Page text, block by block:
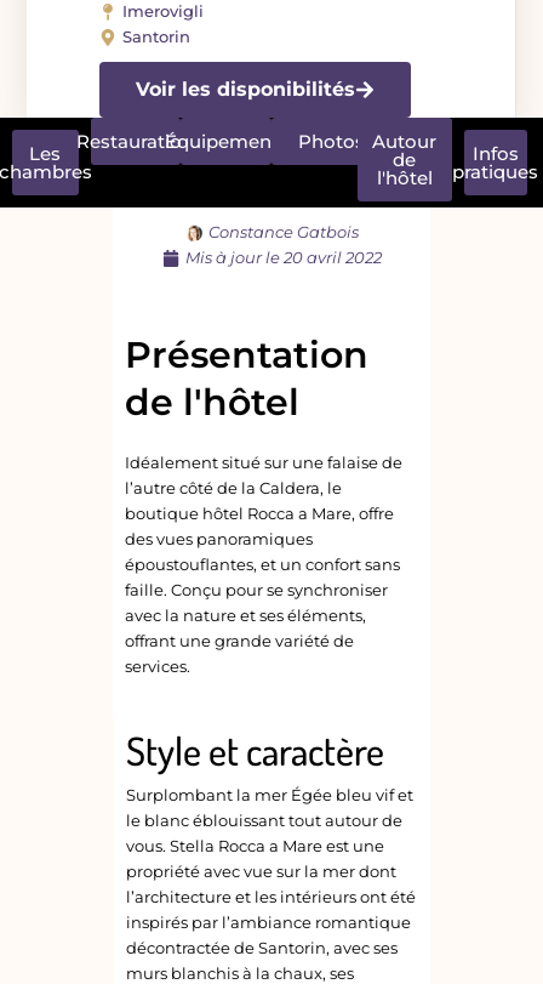
Imerovigli
Santorin
Voir les disponibilités
Les
RestaurationÉquipements Photos Autour
de
l'hôtel
Infos
pratiques
Constance Gatbois
Mis à jour le 20 avril 2022
Présentation
de l'hôtel
Idéalement situé sur une falaise de
l’autre côté de la Caldera, le
boutique hôtel Rocca a Mare, offre
des vues panoramiques
époustouflantes, et un confort sans
faille. Conçu pour se synchroniser
avec la nature et ses éléments,
offrant une grande variété de
services.
Style et caractère
Surplombant la mer Égée bleu vif et
le blanc éblouissant tout autour de
vous. Stella Rocca a Mare est une
propriété avec vue sur la mer dont
l’architecture et les intérieurs ont été
inspirés par l’ambiance romantique
décontractée de Santorin, avec ses
murs blanchis à la chaux, ses